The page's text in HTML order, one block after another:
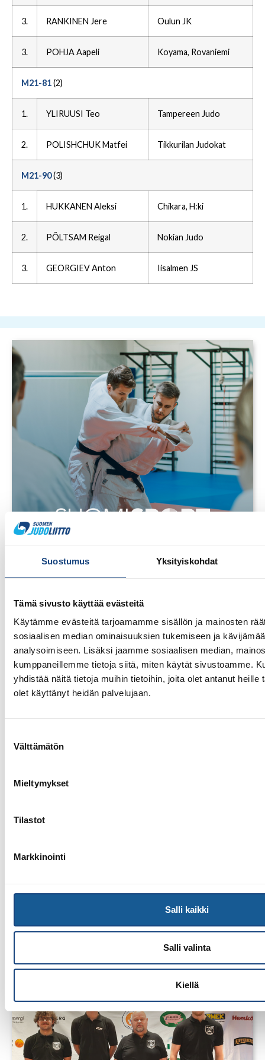
Suostumus Yksityiskohdat
Tämä sivusto käyttää evästeitä
Käytämme evästeitä tarjoamamme sisällön ja mainosten
sosiaalisen median ominaisuuksien tukemiseen ja
analysoimiseen. Lisäksi jaamme sosiaalisen median,
kumppaneillemme tietoja siitä, miten käytät sivustoamme.
yhdistää näitä tietoja muihin tietoihin, joita olet antanut heille
olet käyttänyt heidän palvelujaan.
valinta
Välttämätön
Mieltymykset
Tilastot
Markkinointi
Salli kaikki
Salli valinta
Kiellä
3. RANKINEN Jere Oulun JK
3. POHJA Aapeli Koyama, Rovaniemi
M21-81(2)
1. YLIRUUSI Teo Tampereen Judo
2. POLISHCHUK Matfei Tikkurilan Judokat
M21-90(3)
1. HUKKANEN Aleksi Chikara, H:ki
2. PÕLTSAM Reigal Nokian Judo
3. GEORGIEV Anton Iisalmen JS
28.7.2026
Uudet lisenssit ostettavissa
Voit 1.8.2026 lähtien ostaa Judoliiton lisenssin kaudelle
1.8.2026 – 31.7.2027 Suomisportissa. Uuden kauden
lisenssit eivät siis [...]
LUE LISÄÄ
huomionosoitus